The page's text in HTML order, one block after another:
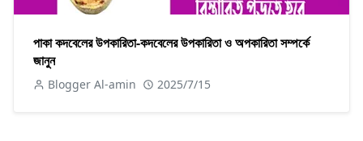
পাকা কদবেলের উপকারিতা-কদবেলের উপকারিতা ও অপকারিতা সম্পর্কে
জানুন
Blogger Al-amin 2025/7/15